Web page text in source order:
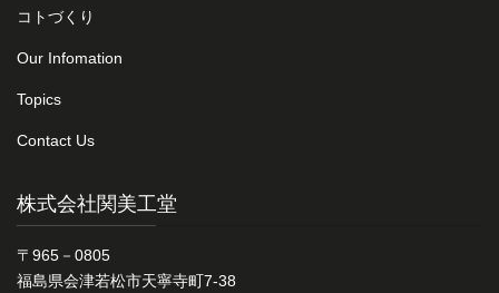
コトづくり
Our Infomation
Topics
Contact Us
株式会社関美工堂
〒965－0805
福島県会津若松市天寧寺町7-38